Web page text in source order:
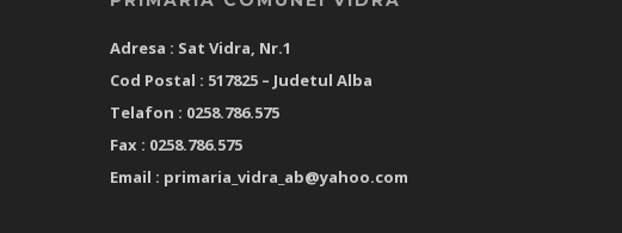
Adresa : Sat Vidra, Nr.1
Cod Postal : 517825 – Judetul Alba
Telafon : 0258.786.575
Fax : 0258.786.575
Email : primaria_vidra_ab@yahoo.com